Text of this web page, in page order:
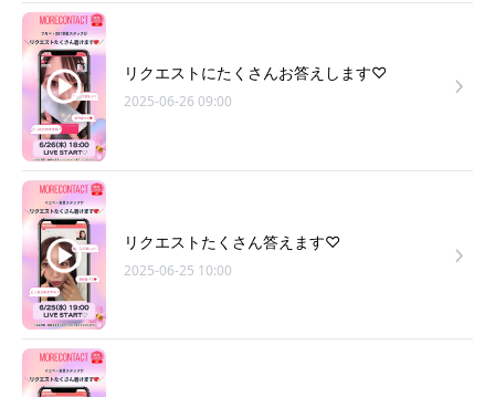
リクエストにたくさんお答えします♡
2025-06-26 09:00
リクエストたくさん答えます♡
2025-06-25 10:00